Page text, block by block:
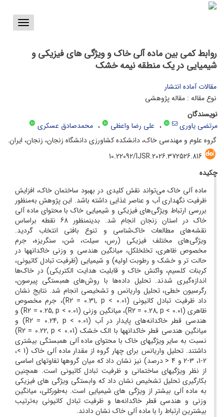
Toggle
روابط کمی بین ماده آلی خاک و ویژگی‏ های فیزیکی و
شیمیایی در یک منطقه ‏نیمه‏ خشک
مقالات آماده انتشار
نوع مقاله : مقاله پژوهشی
نویسندگان
مرتضی یاوری
علی‏‏ رضا واعظی
محمدصادق عسکری
گروه علوم و مهندسی خاک، دانشکده کشاورزی دانشگاه زنجان، زنجان، ایران.
10.22092/IJSR.2026.372526.816
چکیده
ماده آلی خاک می‌تواند نقش کلیدی در بهبود ساختمان خاک، افزایش
ظرفیت نگهداری آب و عناصر غذایی داشته باشد. این پژوهش به‌منظور
بررسی ارتباط ویژگی‌های فیزیکی و شیمیایی خاک با محتوای ماده آلی
خاک در استان زنجان انجام شد. بدین‏منظور 68 نقطه براساس
نقشه‌های مطالعات خاک‌شناسی و تنوع بافتی انتخاب گردید.
ویژگی‌های مختلف فیزیکی (رس، سیلت، شن، سنگریزه، جرم
مخصوص ظاهری، تخلخل‏کل، میانگین هندسی و وزنی خاک‏دانه‏ها در
حالت تر و خشک و رطوبت اولیه) و شیمیایی (ظرفیت تبادل کاتیونی،
کربنات کلسیم، واکنش خاک و قابلیت هدایت الکتریکی) در خاک‌ها
اندازه‌گیری شدند. تحلیل داده‌ها با روش‌های همبستگی پیرسون،
رگرسیون خطی، تحلیل واریانس و تشخیصی انجام شد. نتایج نشان
داد ظرفیت تبادل کاتیونی (R2 = 0.31, p < 0.01)، جرم مخصوص
ظاهری (R2 = 0.28, p < 0.01)، میانگین وزنی (R2 = 0.25, p < 0.01) و
هندسی قطر خاک‏دانه‌های پایدار در آب (R2 = 0.24, p < 0.01) و
میانگین هندسی قطر خاک‏دانه‏ها با الک خشک (R2 = 0.22, p < 0.01)
نسبت به سایر ویژگی‏های خاک با محتوای ماده آلی همبستگی بیشتری
داشتند. تحلیل واریانس برای چهار گروه از مقدار ماده آلی خاک (1 >،
2-1، 3-2 و 4 < درصد) نیز نشان داد که میان گروه‏ها تفاوت‏های اساسی
از نظر ویژگی‏های ساختمانی و ظرفیت تبادل کاتیونی است. همچنین
بکارگیری تحلیل تشخیص نشان داد که وابستگی ویژگی‏ های فیزیکی
به ماده آلی بیشتر از ویژگی‏ های شیمیایی است. به‌طورکلی، میانگین
وزنی و هندسی قطر خاک‏دانه‌ها و ظرفیت تبادل کاتیونی به‌ترتیب
بیشترین ارتباط را با ماده آلی خاک نشان دادند.